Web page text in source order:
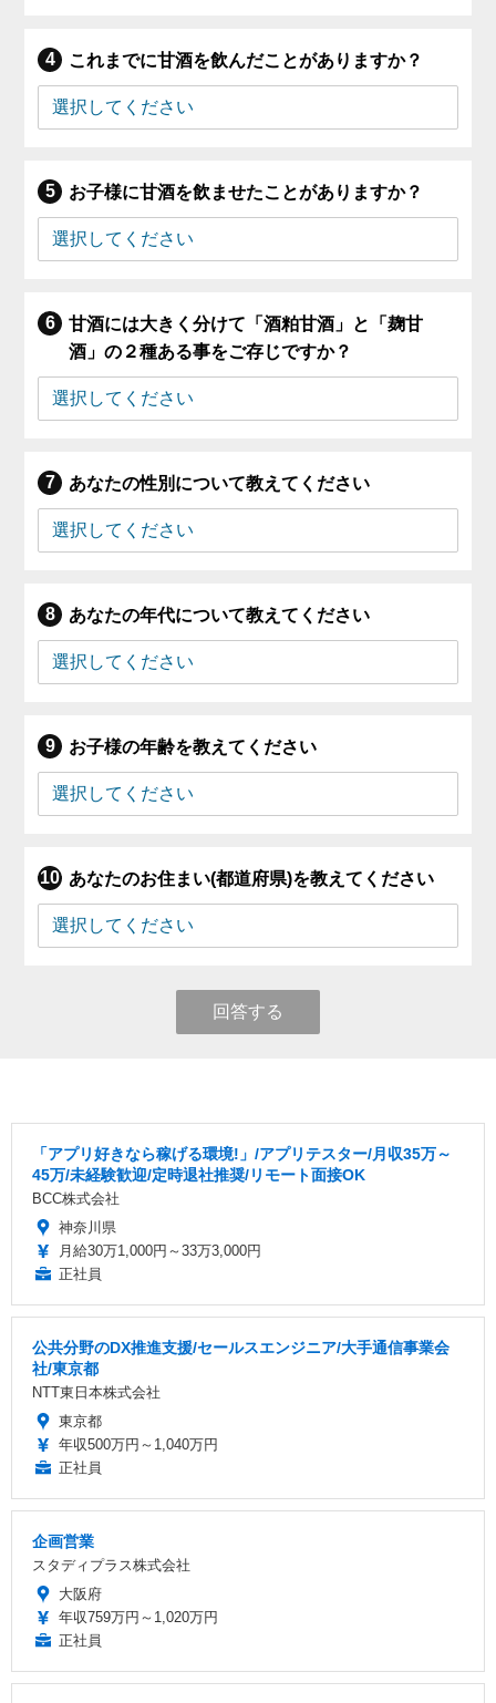
これまでに甘酒を飲んだことがありますか？
お子様に甘酒を飲ませたことがありますか？
甘酒には大きく分けて「酒粕甘酒」と「麹甘
酒」の２種ある事をご存じですか？
あなたの性別について教えてください
あなたの年代について教えてください
お子様の年齢を教えてください
あなたのお住まい(都道府県)を教えてください
回答する
「アプリ好きなら稼げる環境!」/アプリテスター/月収35万～
45万/未経験歓迎/定時退社推奨/リモート面接OK
BCC株式会社
神奈川県
月給30万1,000円～33万3,000円
正社員
公共分野のDX推進支援/セールスエンジニア/大手通信事業会
社/東京都
NTT東日本株式会社
東京都
年収500万円～1,040万円
正社員
企画営業
スタディプラス株式会社
大阪府
年収759万円～1,020万円
正社員